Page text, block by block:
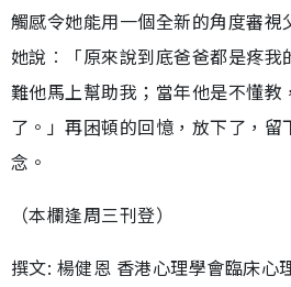
觸感令她能用一個全新的角度審
她說︰「原來說到底爸爸都是疼我
難他馬上幫助我；當年他是不懂教
了。」再困頓的回憶，放下了，留
念。
（本欄逢周三刊登）
撰文: 楊健恩 香港心理學會臨床心